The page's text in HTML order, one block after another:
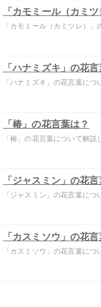
「カモミール（カミ
「カモミール（カミツレ）
「ハナミズキ」の花言
「ハナミズキ」の花言葉に
「椿」の花言葉は？
「椿」の花言葉について解
「ジャスミン」の花言
「ジャスミン」の花言葉に
「カスミソウ」の花言
「カスミソウ」の花言葉に